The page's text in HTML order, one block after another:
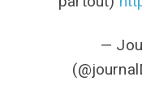
—